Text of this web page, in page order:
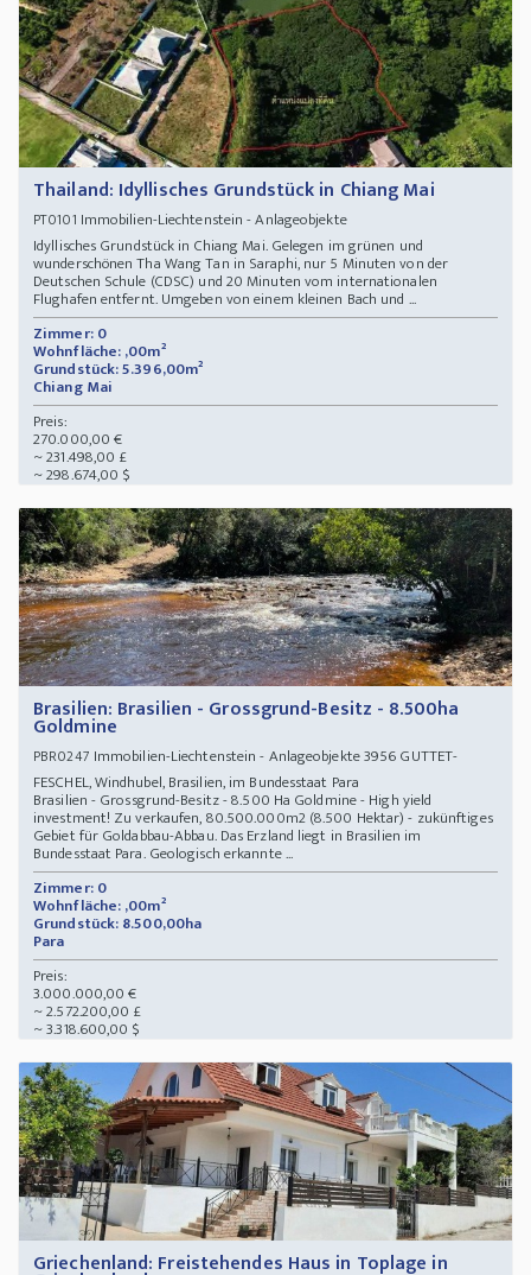
Thailand: Idyllisches Grundstück in Chiang Mai
PT0101 Immobilien-Liechtenstein - Anlageobjekte
Idyllisches Grundstück in Chiang Mai. Gelegen im grünen und
wunderschönen Tha Wang Tan in Saraphi, nur 5 Minuten von der
Deutschen Schule (CDSC) und 20 Minuten vom internationalen
Flughafen entfernt. Umgeben von einem kleinen Bach und ...
Zimmer: 0
Wohnfläche: ,00m²
Grundstück: 5.396,00m²
Chiang Mai
Preis:
270.000,00 €
~ 231.498,00 £
~ 298.674,00 $
Brasilien: Brasilien - Grossgrund-Besitz - 8.500ha
Goldmine
PBR0247 Immobilien-Liechtenstein - Anlageobjekte 3956 GUTTET-
FESCHEL, Windhubel, Brasilien, im Bundesstaat Para
Brasilien - Grossgrund-Besitz - 8.500 Ha Goldmine - High yield
investment! Zu verkaufen, 80.500.000m2 (8.500 Hektar) - zukünftiges
Gebiet für Goldabbau-Abbau. Das Erzland liegt in Brasilien im
Bundesstaat Para. Geologisch erkannte ...
Zimmer: 0
Wohnfläche: ,00m²
Grundstück: 8.500,00ha
Para
Preis:
3.000.000,00 €
~ 2.572.200,00 £
~ 3.318.600,00 $
Griechenland: Freistehendes Haus in Toplage in